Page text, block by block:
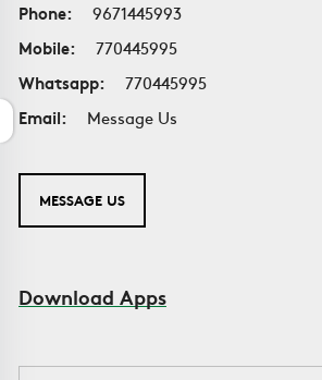
Phone:
9671445993
Mobile:
770445995
Whatsapp:
770445995
Email:
Message Us
MESSAGE US
Download Apps